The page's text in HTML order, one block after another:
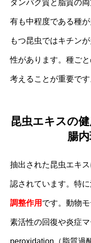
タンパク質と脂質の
有も中程度である種
もつ昆虫ではキチン
性があります。種ご
考えることが重要です
昆虫エキスの
腸
抽出された昆虫エキ
認されています。特
調整作用 です。動物
素活性の回復や炎症